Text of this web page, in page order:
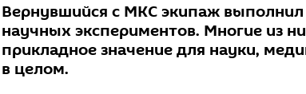
Вернувшийся с МКС экипаж выполнил
научных экспериментов. Многие из
прикладное значение для науки,
в целом.